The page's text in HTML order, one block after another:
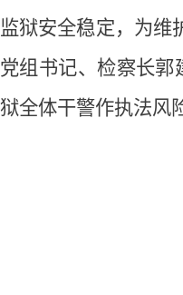
监狱安全稳定，为维
党组书记、检察长郭
狱全体干警作执法风